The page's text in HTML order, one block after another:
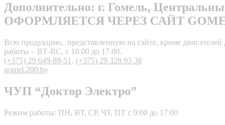
Дополнительно: г. Гомель,
ОФОРМЛЯЕТСЯ ЧЕРЕЗ САЙТ
Всю продукцию, представленную на сайте, кроме двигателей
работы – ВТ-ВС, с 10.00 до 17.00.
(+375) 29 649-89-51 , (+375) 29 328 93 38
gomel.200.by
ЧУП “Доктор Электро”
Режим работы: ПН, ВТ, СР, ЧТ, ПТ с 9:00 до 17:00